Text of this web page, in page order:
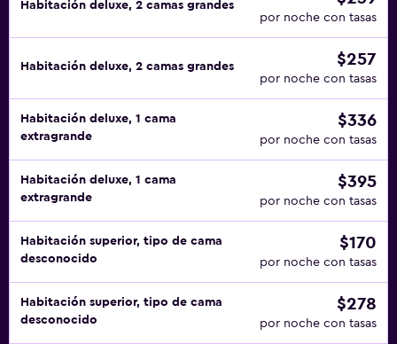
Habitación deluxe, 2 camas grandes
por noche con tasas
Habitación deluxe, 2 camas grandes $257
por noche con tasas
Habitación deluxe, 1 cama
extragrande
$336
por noche con tasas
Habitación deluxe, 1 cama
extragrande
$395
por noche con tasas
Habitación superior, tipo de cama
desconocido
$170
por noche con tasas
Habitación superior, tipo de cama
desconocido
$278
por noche con tasas